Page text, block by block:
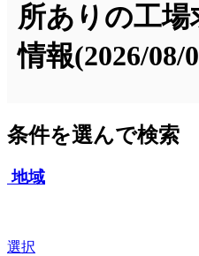
所ありの工
情報(2026/08/
条件を選んで検索
地域
選択